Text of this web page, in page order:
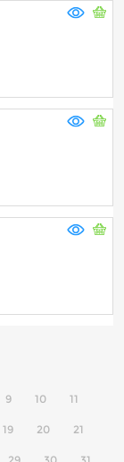
9 10 11
19 20 21